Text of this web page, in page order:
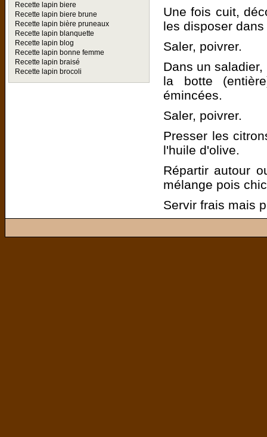
Recette lapin biere
Recette lapin biere brune
Recette lapin bière pruneaux
Recette lapin blanquette
Recette lapin blog
Recette lapin bonne femme
Recette lapin braisé
Recette lapin brocoli
Une fois cuit,
les disposer
Saler, poivrer.
Dans un
la botte
émincées.
Saler, poivrer.
Presser les
l'huile d'olive.
Répartir autour
mélange pois
Servir frais mais